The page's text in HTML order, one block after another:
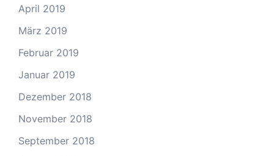
April 2019
März 2019
Februar 2019
Januar 2019
Dezember 2018
November 2018
September 2018